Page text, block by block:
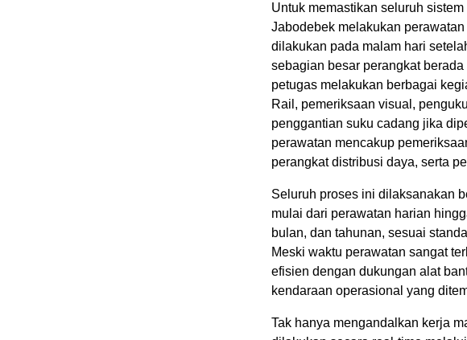
Untuk memastikan seluruh
Jabodebek melakukan
dilakukan pada malam hari
sebagian besar perangkat
petugas melakukan berbagai
Rail, pemeriksaan visual,
penggantian suku cadang jika
perawatan mencakup
perangkat distribusi daya, serta
Seluruh proses ini dilaksanakan
mulai dari perawatan harian
bulan, dan tahunan, sesuai
Meski waktu perawatan sangat
efisien dengan dukungan alat
kendaraan operasional yang
Tak hanya mengandalkan kerja